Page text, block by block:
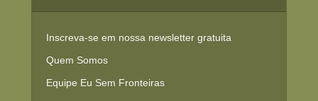
Inscreva-se em nossa newsletter gratuita
Quem Somos
Equipe Eu Sem Fronteiras